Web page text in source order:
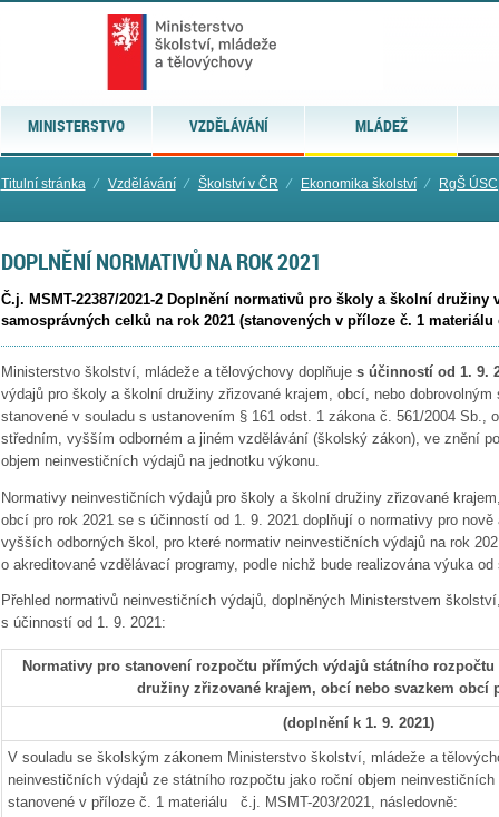
MINISTERSTVO VZDĚLÁVÁNÍ MLÁDEŽ
Titulní stránka ⁄ Vzdělávání ⁄ Školství v ČR ⁄ Ekonomika školství ⁄ RgŠ ÚSC
DOPLNĚNÍ NORMATIVŮ NA ROK 2021
Č.j. MSMT-22387/2021-2 Doplnění normativů pro školy a školní
samosprávných celků na rok 2021 (stanovených v příloze č. 1 materiálu
Ministerstvo školství, mládeže a tělovýchovy doplňuje s účinností od 1. 9.
výdajů pro školy a školní družiny zřizované krajem, obcí, nebo
stanovené v souladu s ustanovením § 161 odst. 1 zákona č. 561/2004 Sb.,
středním, vyšším odborném a jiném vzdělávání (školský zákon), ve znění
objem neinvestičních výdajů na jednotku výkonu.
Normativy neinvestičních výdajů pro školy a školní družiny zřizované
obcí pro rok 2021 se s účinností od 1. 9. 2021 doplňují o normativy pro
vyšších odborných škol, pro které normativ neinvestičních výdajů na rok
o akreditované vzdělávací programy, podle nichž bude realizována výuka
Přehled normativů neinvestičních výdajů, doplněných Ministerstvem
s účinností od 1. 9. 2021:
Normativy pro stanovení rozpočtu přímých výdajů státního
družiny zřizované krajem, obcí nebo svazkem obcí
(doplnění k 1. 9. 2021)
V souladu se školským zákonem Ministerstvo školství, mládeže a
neinvestičních výdajů ze státního rozpočtu jako roční objem
stanovené v příloze č. 1 materiálu č.j. MSMT-203/2021, následovně: